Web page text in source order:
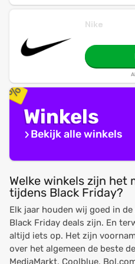
Nike
Winkels
Bekijk alle winkels
Welke winkels zijn het
tijdens Black Friday?
Elk jaar houden wij goed in
Black Friday deals zijn. En
altijd iets op. Het zijn
over het algemeen de beste
MediaMarkt, Coolblue,